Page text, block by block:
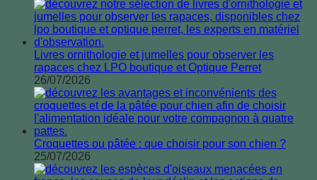
Livres ornithologie et jumelles pour observer les
rapaces chez LPO boutique et Optique Perret
26/07/2026
Croquettes ou pâtée : que choisir pour son chien ?
25/07/2026